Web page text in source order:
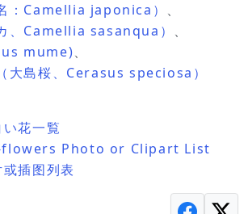
：Camellia japonica） 、
、Camellia sasanqua） 、
mume)、
大島桜、Cerasus speciosa）
い花一覧
flowers Photo or Clipart List
插图列表